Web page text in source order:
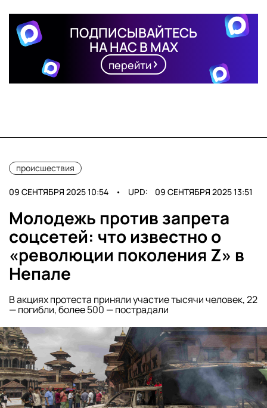
ПОДПИСЫВАЙТЕСЬ
НА НАС В MAX
перейти
происшествия
09 СЕНТЯБРЯ 2025 10:54 • UPD: 09 СЕНТЯБРЯ 2025 13:51
Молодежь против запрета
соцсетей: что известно о
«революции поколения Z» в
Непале
В акциях протеста приняли участие тысячи человек, 22
— погибли, более 500 — пострадали